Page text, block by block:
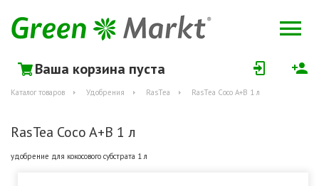
Ваша корзина пуста
Каталог товаров Удобрения RasTea RasTea Coco A+B 1 л
RasTea Coco A+B 1 л
удобрение для кокосового субстрата 1 л